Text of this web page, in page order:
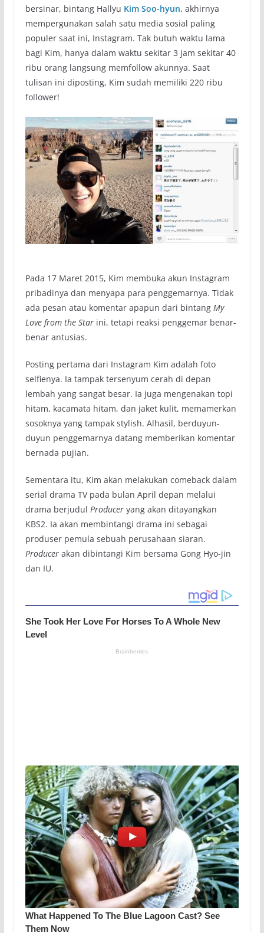
bersinar, bintang Hallyu Kim Soo-hyun, akhirnya
mempergunakan salah satu media sosial paling
populer saat ini, Instagram. Tak butuh waktu lama
bagi Kim, hanya dalam waktu sekitar 3 jam sekitar 40
ribu orang langsung memfollow akunnya. Saat
tulisan ini diposting, Kim sudah memiliki 220 ribu
follower!
Pada 17 Maret 2015, Kim membuka akun Instagram
pribadinya dan menyapa para penggemarnya. Tidak
ada pesan atau komentar apapun dari bintang My
Love from the Starini, tetapi reaksi penggemar benar-
benar antusias.
Posting pertama dari Instagram Kim adalah foto
selfienya. Ia tampak tersenyum cerah di depan
lembah yang sangat besar. Ia juga mengenakan topi
hitam, kacamata hitam, dan jaket kulit, memamerkan
sosoknya yang tampak stylish. Alhasil, berduyun-
duyun penggemarnya datang memberikan komentar
bernada pujian.
Sementara itu, Kim akan melakukan comeback dalam
serial drama TV pada bulan April depan melalui
drama berjudul Produceryang akan ditayangkan
KBS2. Ia akan membintangi drama ini sebagai
produser pemula sebuah perusahaan siaran.
Producerakan dibintangi Kim bersama Gong Hyo-jin
dan IU.